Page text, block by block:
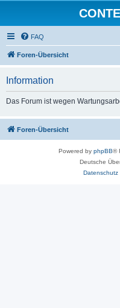
FAQ
Foren-Übersicht
Information
Das Forum ist wegen
Foren-Übersicht
Powered by phpBB®
Deutsche
Datenschutz